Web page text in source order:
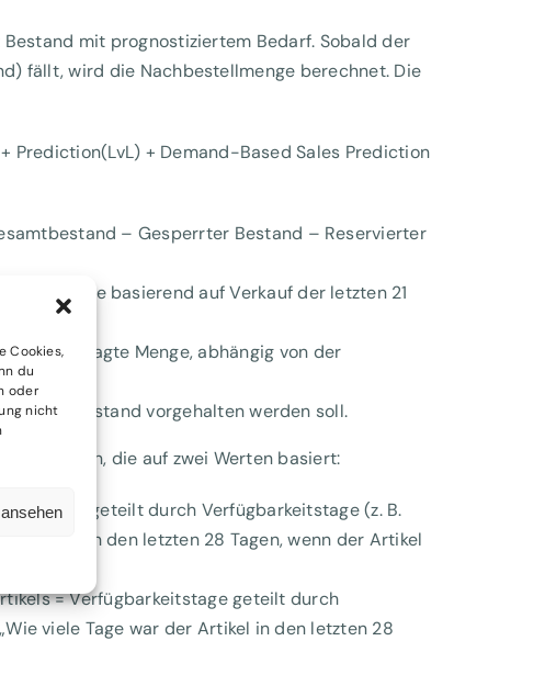
Cookies,
du
oder
nicht
mit prognostiziertem Bedarf. Sobald der
fällt, wird die Nachbestellmenge berechnet. Die
Prediction(LvL) + Demand-Based Sales Prediction
– Gesperrter Bestand – Reservierter
basierend auf Verkauf der letzten 21
vorhergesagte Menge, abhängig von der
für die Bestand vorgehalten werden soll.
Prediction, die auf zwei Werten basiert:
geteilt durch Verfügbarkeitstage (z. B.
pro Tag in den letzten 28 Tagen, wenn der Artikel
= Verfügbarkeitstage geteilt durch
viele Tage war der Artikel in den letzten 28